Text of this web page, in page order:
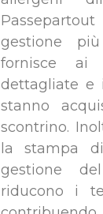
gestione
fornisce ai
dettagliate e
stanno
scontrino.
la stampa
gestione del
riducono i